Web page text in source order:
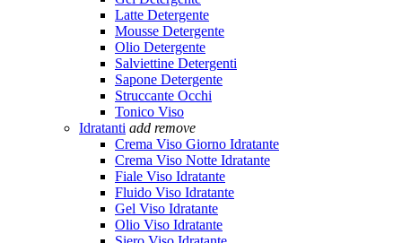
Latte Detergente
Mousse Detergente
Olio Detergente
Salviettine Detergenti
Sapone Detergente
Struccante Occhi
Tonico Viso
Idratanti add remove
Crema Viso Giorno Idratante
Crema Viso Notte Idratante
Fiale Viso Idratante
Fluido Viso Idratante
Gel Viso Idratante
Olio Viso Idratante